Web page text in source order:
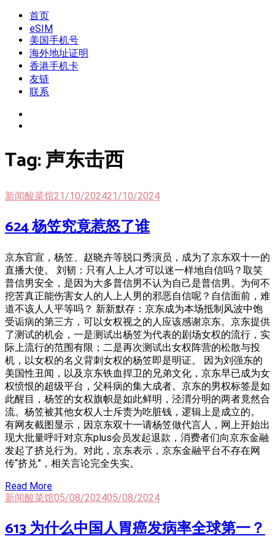
Skip
content
我是王掌柜
新闻酸菜馆|极客电台|自媒体联盟
首页
eSIM
美国手机号
海外地址证明
香港手机卡
友链
联系
Tag:声东击西
新闻酸菜馆21/10/202421/10/2024
624 杨笠究竟惹怒了谁
京东官宣，杨笠、赵晓卉等脱口秀演员，成为了京东双十一的
直播大使。 刘韧：只有人上人才可以迷一样地自信吗？取笑
普信男安全，是因为大多普信男不认为自己是普信男。为何不
挖苦真正能伤害女人的人上人男的邪恶自信呢？自信面前，难
道不该人人平等吗？ 新新默存：京东成为本场抵制风波中饱
受诟病的第三方，可以女权视之的人应该感谢京东。京东提供
了测试的机会，一是测试出杨笠为代表的剧场女权的流行，实
际上流行的范围有限；二是再次测试出女权阵营的松散与投
机，以女权的名义背刺女权的杨笠即是明证。 因为刘强东的
美国性丑闻，以及京东铁血捍卫的兄弟文化，京东早已成为女
权愤恨的超级平台，父科病的集大成者。京东的男权标签是如
此醒目，杨笠的女权旗帜是如此鲜明，泾渭分明的两者竟然合
流。杨笠被其他女权人士斥责为吃脏钱，逻辑上是成立的。
有网友截图显示，因京东双十一请杨笠做代言人，网上开始出
现大批量呼吁对京东plus会员发起退款，消费者们向京东金融
发起了挤兑行为。对此，京东表示，京东金融平台不存在网
传“挤兑”，相关言论完全失实。
Read More
新闻酸菜馆05/08/202405/08/2024
613 为什么中国人胃癌发病率全球第一？